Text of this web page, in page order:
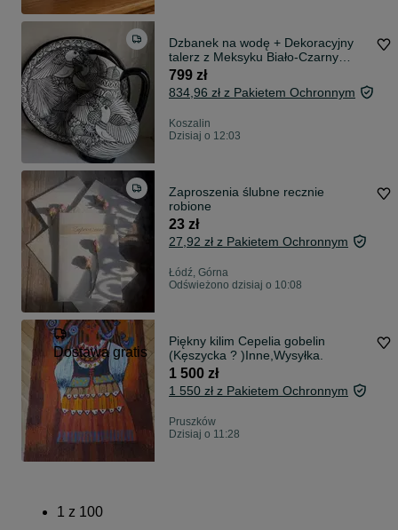
Dzbanek na wodę + Dekoracyjny
talerz z Meksyku Biało-Czarny
Ręcznie robiony Artystyczny
Ceramika
799 zł
834,96 zł z Pakietem Ochronnym
Koszalin
Dzisiaj o 12:03
Zaproszenia ślubne recznie
robione
23 zł
27,92 zł z Pakietem Ochronnym
Łódź, Górna
Odświeżono dzisiaj o 10:08
Dostawa gratis
Piękny kilim Cepelia gobelin
(Kęszycka ? )Inne,Wysyłka.
1 500 zł
1 550 zł z Pakietem Ochronnym
Pruszków
Dzisiaj o 11:28
1 z 100